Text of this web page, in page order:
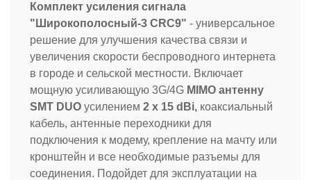
Комплект усиления сигнала
"Широкополосный-3 CRC9" - универсальное
решение для улучшения качества связи и
увеличения скорости беспроводного интернета
в городе и сельской местности. Включает
мощную усиливающую 3G/4G MIMO антенну
SMT DUO усилением 2 х 15 dBi, коаксиальный
кабель, антенные переходники для
подключения к модему, крепление на мачту или
кронштейн и все необходимые разъемы для
соединения. Подойдет для эксплуатации на